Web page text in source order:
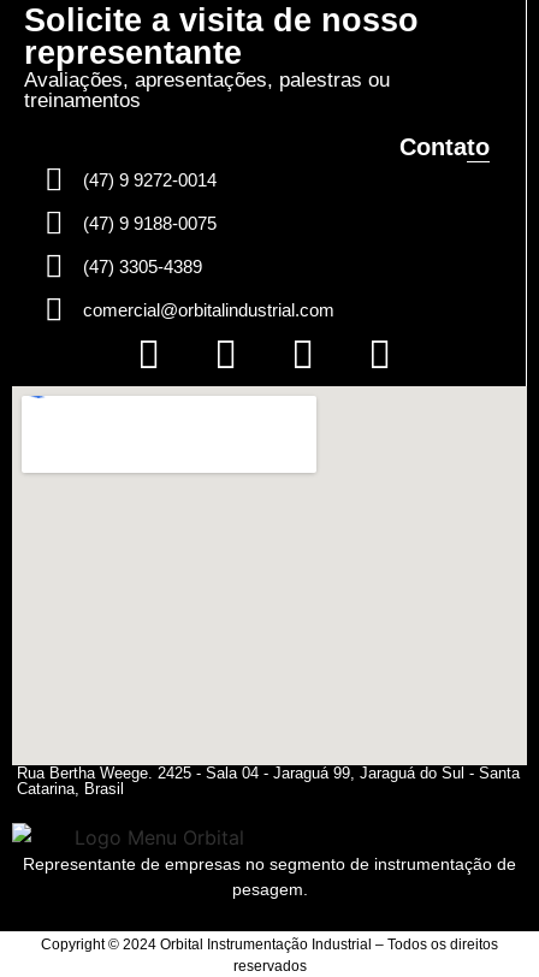
Solicite a visita de nosso
representante
Avaliações, apresentações, palestras ou
treinamentos
Contato
(47) 9 9272-0014
(47) 9 9188-0075
(47) 3305-4389
comercial@orbitalindustrial.com
Rua Bertha Weege. 2425 - Sala 04 - Jaraguá 99, Jaraguá do Sul - Santa
Catarina, Brasil
Representante de empresas no segmento de instrumentação de
pesagem.
Copyright © 2024 Orbital Instrumentação Industrial – Todos os direitos
reservados